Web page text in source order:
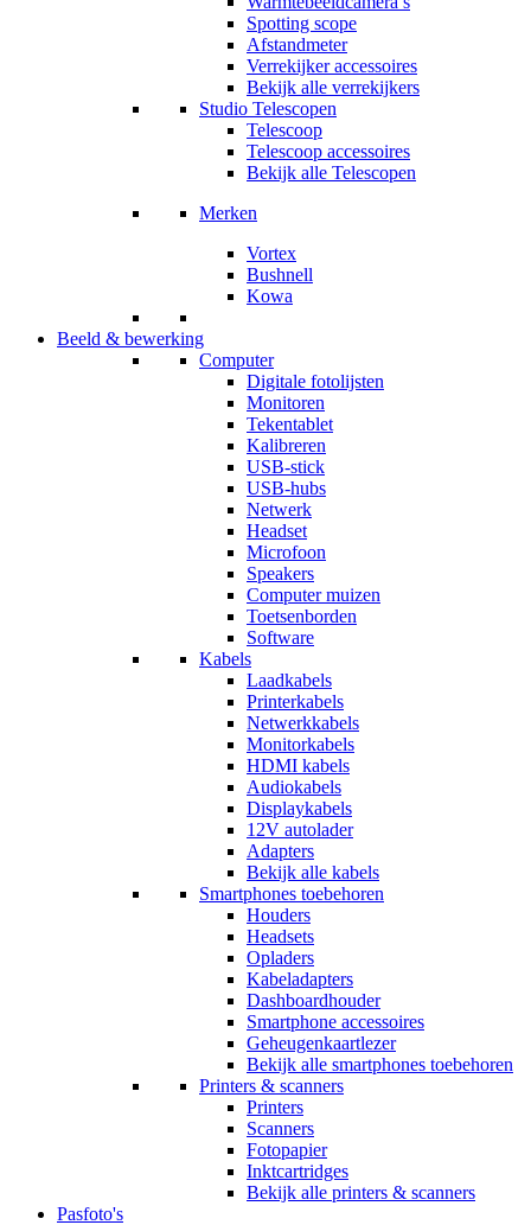
Spotting scope
Afstandmeter
Verrekijker accessoires
Bekijk alle verrekijkers
Studio Telescopen
Telescoop
Telescoop accessoires
Bekijk alle Telescopen
Merken
Vortex
Bushnell
Kowa
Beeld & bewerking
Computer
Digitale fotolijsten
Monitoren
Tekentablet
Kalibreren
USB-stick
USB-hubs
Netwerk
Headset
Microfoon
Speakers
Computer muizen
Toetsenborden
Software
Kabels
Laadkabels
Printerkabels
Netwerkkabels
Monitorkabels
HDMI kabels
Audiokabels
Displaykabels
12V autolader
Adapters
Bekijk alle kabels
Smartphones toebehoren
Houders
Headsets
Opladers
Kabeladapters
Dashboardhouder
Smartphone accessoires
Geheugenkaartlezer
Bekijk alle smartphones toebehoren
Printers & scanners
Printers
Scanners
Fotopapier
Inktcartridges
Bekijk alle printers & scanners
Pasfoto's